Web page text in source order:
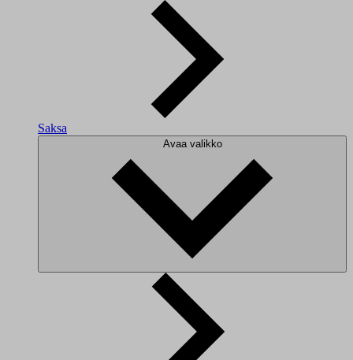
Saksa
Avaa valikko